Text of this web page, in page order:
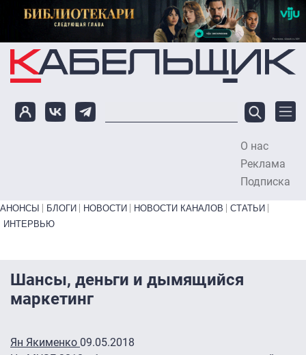
Перейти к основному содержанию
О нас
Реклама
Подписка
Primary links bottom
АНОНСЫ БЛОГИ НОВОСТИ НОВОСТИ КАНАЛОВ
СТАТЬИ
ИНТЕРВЬЮ
Шансы, деньги и дымящийся
маркетинг
Ян Якименко 09.05.2018